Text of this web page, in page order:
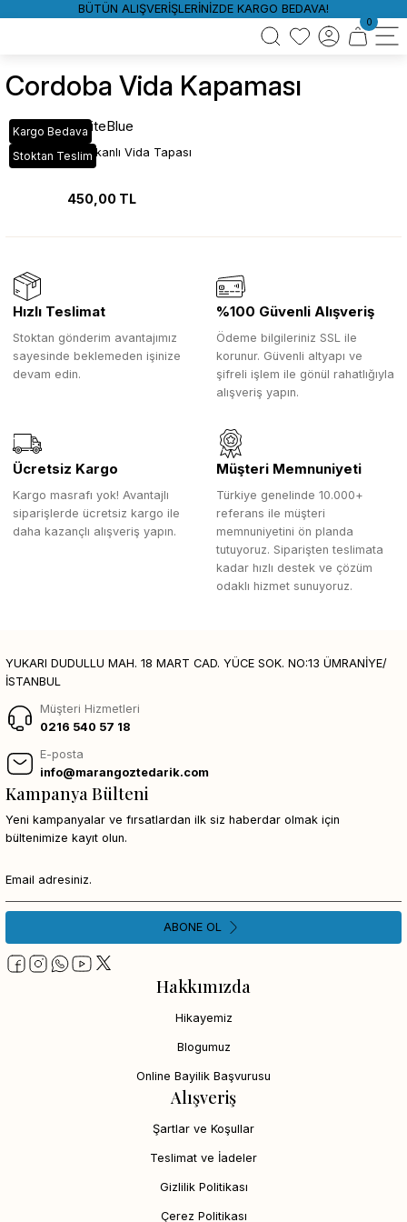
BÜTÜN ALIŞVERİŞLERİNİZDE KARGO BEDAVA!
0
Cordoba Vida Kapaması
Kargo Bedava
Stoktan Teslim
WhiteBlue
Cordoba Yapışkanlı Vida Tapası
450,00 TL
Hızlı Teslimat
Stoktan gönderim avantajımız
sayesinde beklemeden işinize
devam edin.
%100 Güvenli Alışveriş
Ödeme bilgileriniz SSL ile
korunur. Güvenli altyapı ve
şifreli işlem ile gönül rahatlığıyla
alışveriş yapın.
Ücretsiz Kargo
Kargo masrafı yok! Avantajlı
siparişlerde ücretsiz kargo ile
daha kazançlı alışveriş yapın.
Müşteri Memnuniyeti
Türkiye genelinde 10.000+
referans ile müşteri
memnuniyetini ön planda
tutuyoruz. Siparişten teslimata
kadar hızlı destek ve çözüm
odaklı hizmet sunuyoruz.
YUKARI DUDULLU MAH. 18 MART CAD. YÜCE SOK. NO:13 ÜMRANİYE/
İSTANBUL
Müşteri Hizmetleri
0216 540 57 18
E-posta
info@marangoztedarik.com
Hakkımızda
Hikayemiz
Blogumuz
Online Bayilik Başvurusu
Alışveriş
Şartlar ve Koşullar
Teslimat ve İadeler
Gizlilik Politikası
Çerez Politikası
Kampanya Bülteni
Yeni kampanyalar ve fırsatlardan ilk siz haberdar olmak için
bültenimize kayıt olun.
ABONE OL